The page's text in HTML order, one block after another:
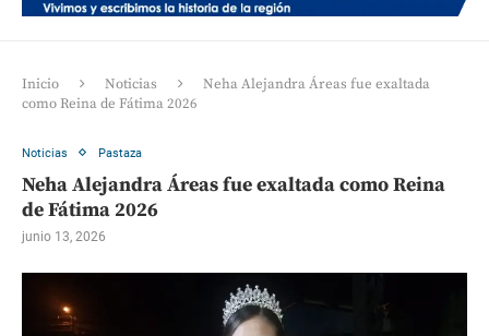
Inicio Noticias
Neha Alejandra Áreas fue exaltada
como Reina de Fátima 2026
Noticias Pastaza
Neha Alejandra Áreas fue exaltada como Reina
de Fátima 2026
junio 13, 2026